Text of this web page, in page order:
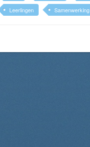
Leerlingen
Samenwerking